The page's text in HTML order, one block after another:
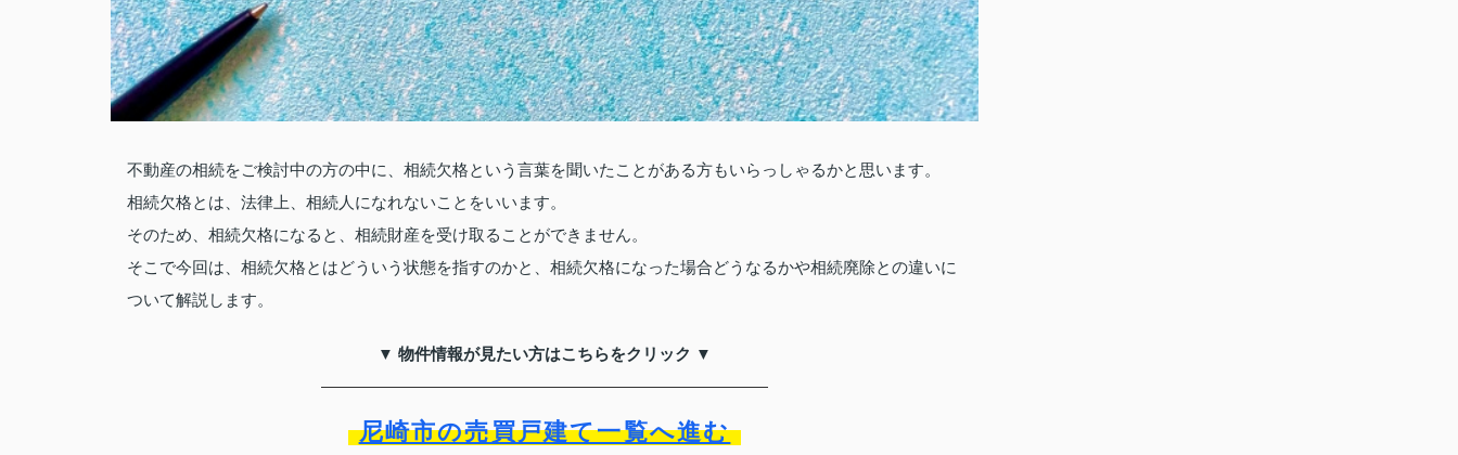
不動産の相続をご検討中の方の中に、相続欠格という言葉を聞いたことがある方もいらっしゃるかと思います。
相続欠格とは、法律上、相続人になれないことをいいます。
そのため、相続欠格になると、相続財産を受け取ることができません。
そこで今回は、相続欠格とはどういう状態を指すのかと、相続欠格になった場合どうなるかや相続廃除との違いに
ついて解説します。
▼ 物件情報が見たい方はこちらをクリック ▼
尼崎市の売買戸建て一覧へ進む